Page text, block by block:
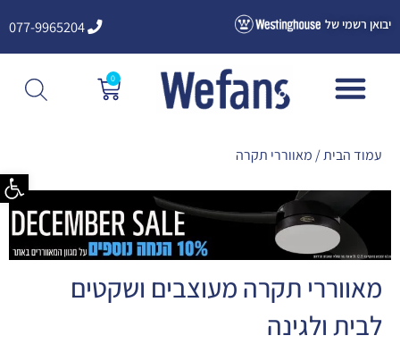
פתח
לתוכן
יבואן רשמי של 077-9965204
0
עגלת
קניות
עמוד הבית/ מאווררי תקרה
מאווררי תקרה מעוצבים ושקטים
לבית ולגינה